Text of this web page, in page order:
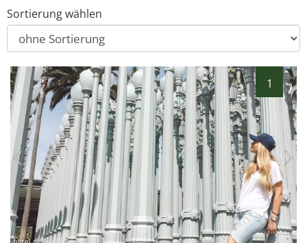
Sortierung wählen
1
hotel.de